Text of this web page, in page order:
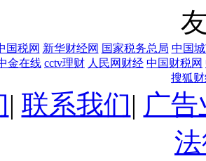
国税网 新华财经网 国家税务总局 中国
金在线 cctv理财 人民网财经 中国财税网
搜狐
| 联系我们| 广